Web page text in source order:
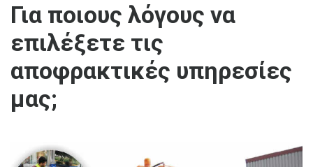
Για ποιους λόγους να
επιλέξετε τις
αποφρακτικές υπηρεσίες
μας;